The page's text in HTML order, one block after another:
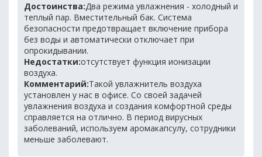
Достоинства:Два режима увлажнения - холодный и
теплый пар. Вместительный бак. Система
безопасности предотвращает включение прибора
без воды и автоматически отключает при
опрокидывании.
Недостатки:отсутствует функция ионизации
воздуха.
Комментарий:Такой увлажнитель воздуха
установлен у нас в офисе. Со своей задачей
увлажнения воздуха и создания комфортной среды
справляется на отлично. В период вирусных
заболеваний, используем аромакапсулу, сотрудники
меньше заболевают.